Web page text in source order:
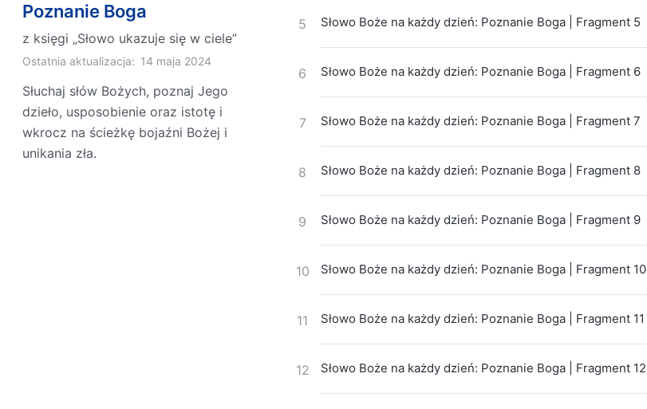
Poznanie Boga
z księgi „Słowo ukazuje się w ciele”
Ostatnia aktualizacja: 14 maja 2024
Słuchaj słów Bożych, poznaj Jego
dzieło, usposobienie oraz istotę i
wkrocz na ścieżkę bojaźni Bożej i
unikania zła.
5 Słowo Boże na każdy dzień: Poznanie Boga | Fragment 5
6 Słowo Boże na każdy dzień: Poznanie Boga | Fragment 6
7 Słowo Boże na każdy dzień: Poznanie Boga | Fragment 7
8 Słowo Boże na każdy dzień: Poznanie Boga | Fragment 8
9 Słowo Boże na każdy dzień: Poznanie Boga | Fragment 9
10 Słowo Boże na każdy dzień: Poznanie Boga | Fragment 10
11 Słowo Boże na każdy dzień: Poznanie Boga | Fragment 11
12 Słowo Boże na każdy dzień: Poznanie Boga | Fragment 12